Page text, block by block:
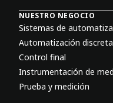
NUESTRO NEGOCIO
Sistemas de
Automatización discreta
Control final
Instrumentación de
Prueba y medición